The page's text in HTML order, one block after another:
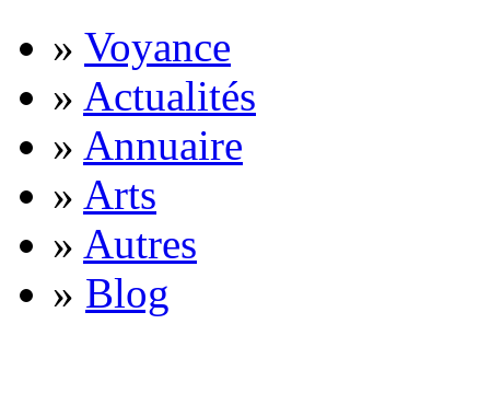
» Voyance
» Actualités
» Annuaire
» Arts
» Autres
» Blog